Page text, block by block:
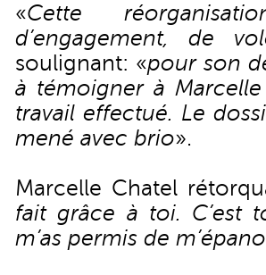
«Cette
d’engagement, de
soulignant: «pour son
à témoigner à
travail effectué. Le
mené avec brio».
Marcelle Chatel
fait grâce à toi. C’est
m’as permis de